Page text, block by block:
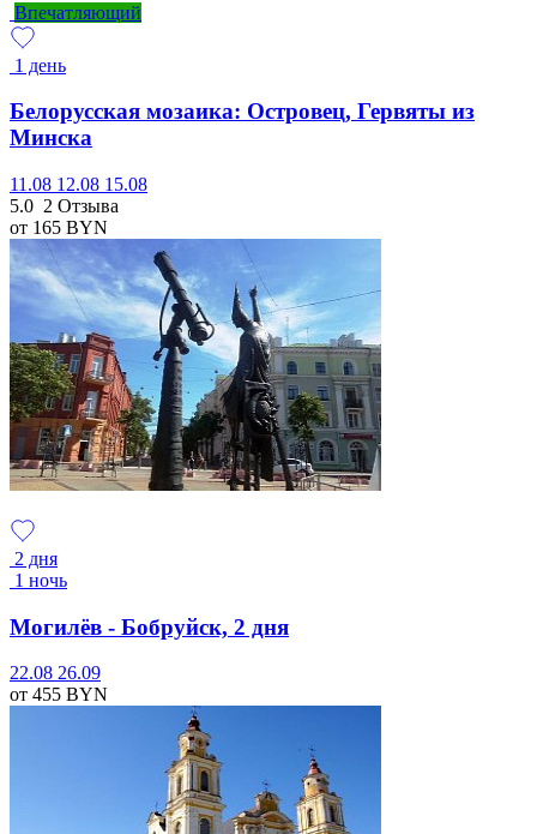
Впечатляющий
1 день
Белорусская мозаика: Островец, Гервяты из
Минска
11.08 12.08 15.08
5.0 2 Отзыва
от 165 BYN
2 дня
1 ночь
Могилёв - Бобруйск, 2 дня
22.08 26.09
от 455 BYN